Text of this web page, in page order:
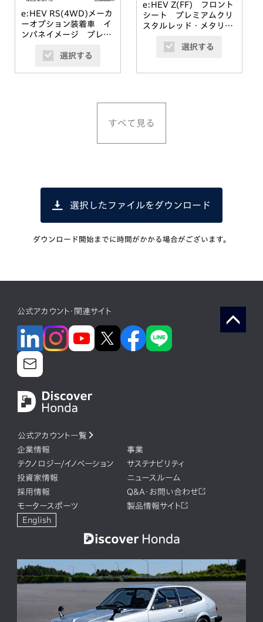
e:HEV RS(4WD)メーカ
ーオプション装着車 イ
ンパネイメージ プレミ
メタリック選択する
e:HEV Z(FF) フロント
シート プレミアムクリ
スタルレッド・メタリッ
選択する
すべて見る
選択したファイルをダウンロード
ダウンロード開始までに時間がかかる場合がございます。
公式アカウント・関連サイト
公式アカウント一覧
企業情報
事業
テクノロジー/イノベーション
サステナビリティ
投資家情報
ニュースルーム
採用情報
Q&A・お問い合わせ
モータースポーツ
製品情報サイト
English